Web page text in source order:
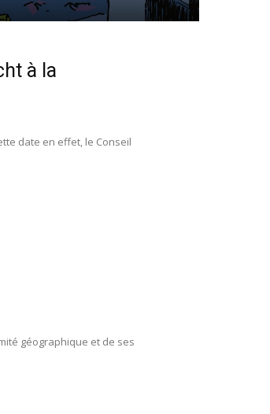
à la
date en effet, le Conseil
géographique et de ses